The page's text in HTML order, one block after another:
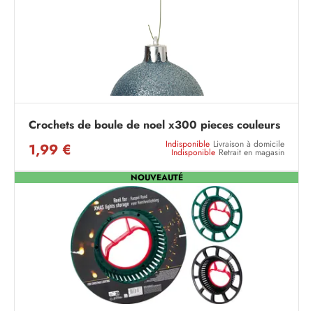
Crochets de boule de noel x300 pieces couleurs
1,99 € Indisponible Livraison à domicile
Indisponible Retrait en magasin
NOUVEAUTÉ